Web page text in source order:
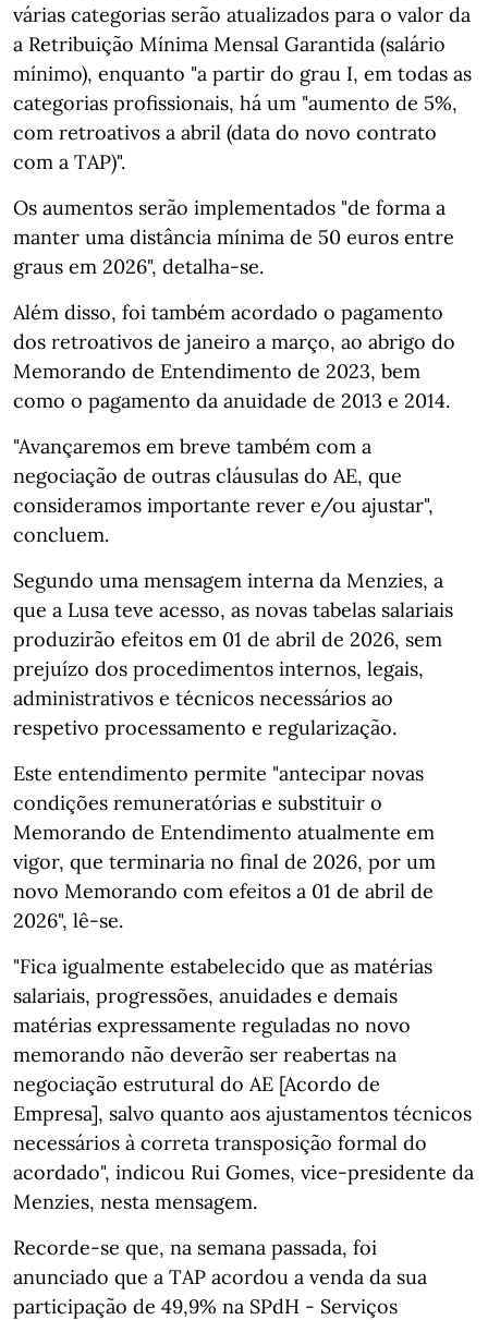
várias categorias serão atualizados para o valor da
a Retribuição Mínima Mensal Garantida (salário
mínimo), enquanto "a partir do grau I, em todas as
categorias profissionais, há um "aumento de 5%,
com retroativos a abril (data do novo contrato
com a TAP)".
Os aumentos serão implementados "de forma a
manter uma distância mínima de 50 euros entre
graus em 2026", detalha-se.
Além disso, foi também acordado o pagamento
dos retroativos de janeiro a março, ao abrigo do
Memorando de Entendimento de 2023, bem
como o pagamento da anuidade de 2013 e 2014.
"Avançaremos em breve também com a
negociação de outras cláusulas do AE, que
consideramos importante rever e/ou ajustar",
concluem.
Segundo uma mensagem interna da Menzies, a
que a Lusa teve acesso, as novas tabelas salariais
produzirão efeitos em 01 de abril de 2026, sem
prejuízo dos procedimentos internos, legais,
administrativos e técnicos necessários ao
respetivo processamento e regularização.
Este entendimento permite "antecipar novas
condições remuneratórias e substituir o
Memorando de Entendimento atualmente em
vigor, que terminaria no ﬁnal de 2026, por um
novo Memorando com efeitos a 01 de abril de
2026", lê-se.
"Fica igualmente estabelecido que as matérias
salariais, progressões, anuidades e demais
matérias expressamente reguladas no novo
memorando não deverão ser reabertas na
negociação estrutural do AE [Acordo de
Empresa], salvo quanto aos ajustamentos técnicos
necessários à correta transposição formal do
acordado", indicou Rui Gomes, vice-presidente da
Menzies, nesta mensagem.
Recorde-se que, na semana passada, foi
anunciado que a TAP acordou a venda da sua
participação de 49,9% na SPdH - Serviços